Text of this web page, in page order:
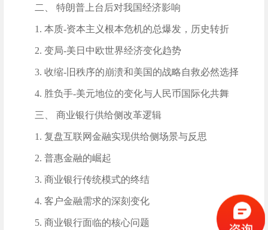
二、 特朗普上台后对我国经济影响
1. 本质-资本主义根本危机的总爆发，历史转折
2. 变局-美日中欧世界经济变化趋势
3. 收缩-旧秩序的崩溃和美国的战略自救必然选择
4. 胜负手-美元地位的变化与人民币国际化共舞
三、 商业银行供给侧改革逻辑
1. 复盘互联网金融实现供给侧场景与反思
2. 普惠金融的崛起
3. 商业银行传统模式的终结
4. 客户金融需求的深刻变化
5. 商业银行面临的核心问题